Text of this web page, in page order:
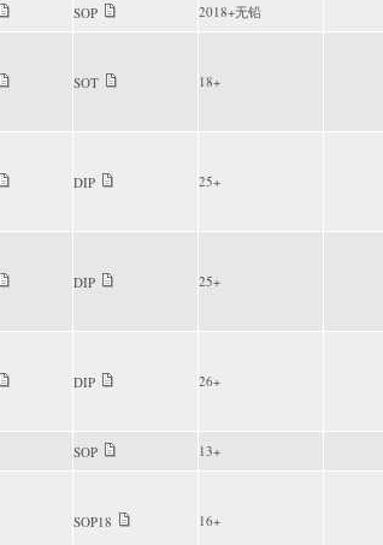
SOP 2018+无铅
SOT 18+
DIP 25+
DIP 25+
DIP 26+
SOP 13+
SOP18 16+